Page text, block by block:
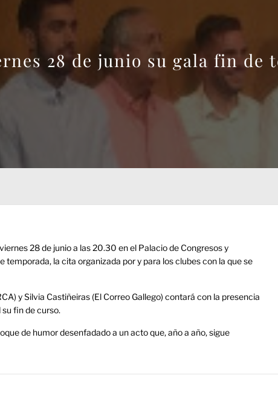
28 de junio su gala fin de
28 de junio a las 20.30 en el Palacio de Congresos y
la cita organizada por y para los clubes con la que se
y Silvia Castiñeiras (El Correo Gallego) contará con la presencia
fin de curso.
de humor desenfadado a un acto que, año a año, sigue